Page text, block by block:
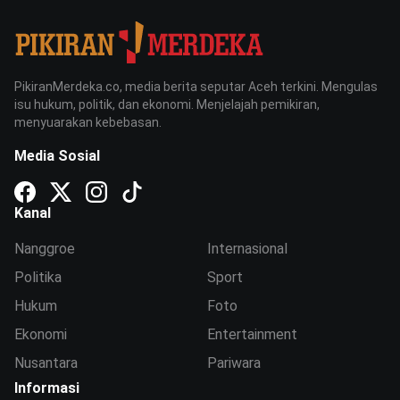
PikiranMerdeka.co, media berita seputar Aceh terkini. Mengulas
isu hukum, politik, dan ekonomi. Menjelajah pemikiran,
menyuarakan kebebasan.
Media Sosial
Kanal
Nanggroe
Politika
Hukum
Ekonomi
Nusantara
Internasional
Sport
Foto
Entertainment
Pariwara
Informasi